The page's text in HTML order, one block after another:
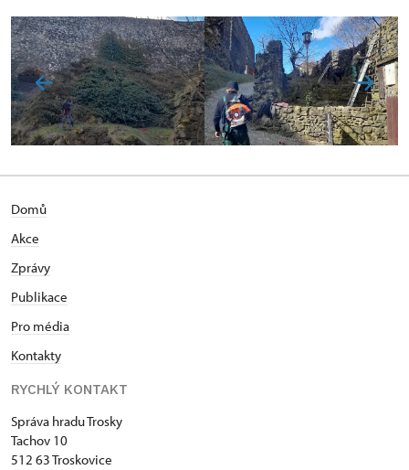
Domů
Akce
Zprávy
Publikace
Pro média
Kontakty
RYCHLÝ KONTAKT
Správa hradu Trosky
Tachov 10
512 63 Troskovice